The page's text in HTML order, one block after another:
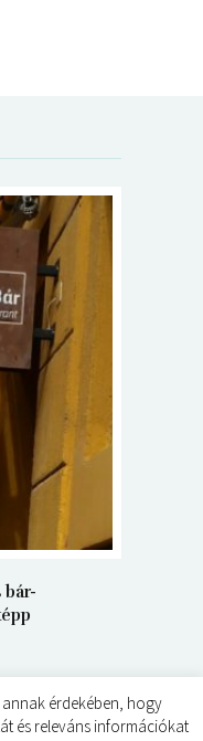
bár-
érdekében, hogy
és releváns információkat